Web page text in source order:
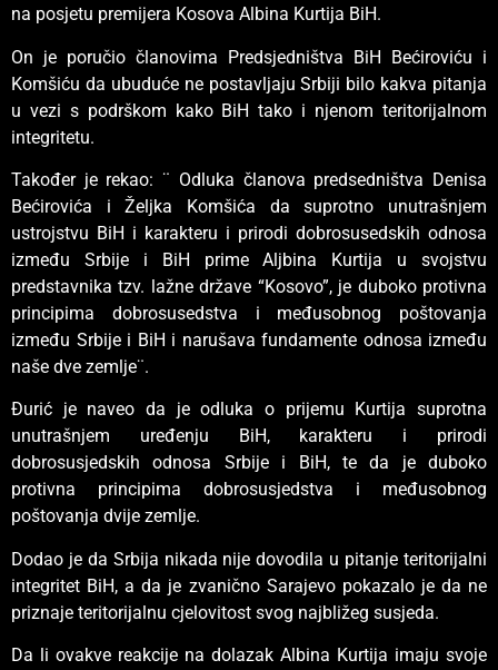
na posjetu premijera Kosova Albina Kurtija BiH.
On je poručio članovima Predsjedništva BiH Bećiroviću i
Komšiću da ubuduće ne postavljaju Srbiji bilo kakva pitanja
u vezi s podrškom kako BiH tako i njenom teritorijalnom
integritetu.
Također je rekao: ¨ Odluka članova predsedništva Denisa
Bećirovića i Željka Komšića da suprotno unutrašnjem
ustrojstvu BiH i karakteru i prirodi dobrosusedskih odnosa
između Srbije i BiH prime Aljbina Kurtija u svojstvu
predstavnika tzv. lažne države “Kosovo”, je duboko protivna
principima dobrosusedstva i međusobnog poštovanja
između Srbije i BiH i narušava fundamente odnosa između
naše dve zemlje¨.
Đurić je naveo da je odluka o prijemu Kurtija suprotna
unutrašnjem uređenju BiH, karakteru i prirodi
dobrosusjedskih odnosa Srbije i BiH, te da je duboko
protivna principima dobrosusjedstva i međusobnog
poštovanja dvije zemlje.
Dodao je da Srbija nikada nije dovodila u pitanje teritorijalni
integritet BiH, a da je zvanično Sarajevo pokazalo je da ne
priznaje teritorijalnu cjelovitost svog najbližeg susjeda.
Da li ovakve reakcije na dolazak Albina Kurtija imaju svoje